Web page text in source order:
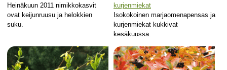
Heinäkuun 2011 nimikkokasvit
ovat keijunruusu ja helokkien
suku.
kurjenmiekat
Isokokoinen marjaomenapensas ja
kurjenmiekat kukkivat
kesäkuussa.